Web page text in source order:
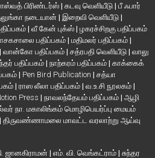
பிரிண்டர்ஸ் | கடவு வெளியீடு | பீ ஃபார்
நடையான் | இறைவி வெளியீடு |
| வீ கேன் புக்ஸ் | ழகரச்சிறகு பதிப்பகம்
பதிப்பகம் | மதிமலர் பதிப்பகம் |
| வான்கோ பதிப்பகம் | சத்ரபதி வெளியீடு | வாலு
பதிப்பகம் | நாற்கரம் பதிப்பகம் | காக்கைக்
| Pen Bird Publication | சத்யா
| ராஸ லீலா பதிப்பகம் | வ.உ.சி நூலகம் |
Press | நாவலந்தேயம் பதிப்பகம் | ஆழி
நா. மகாலிங்கம் மொழிபெயர்ப்பு மையம்
| திருவண்ணாமலை மாவட்ட வரலாற்று ஆய்வு
ஜானகிராமன் | எம். வி. வெங்கட்ராம் | சுந்தர